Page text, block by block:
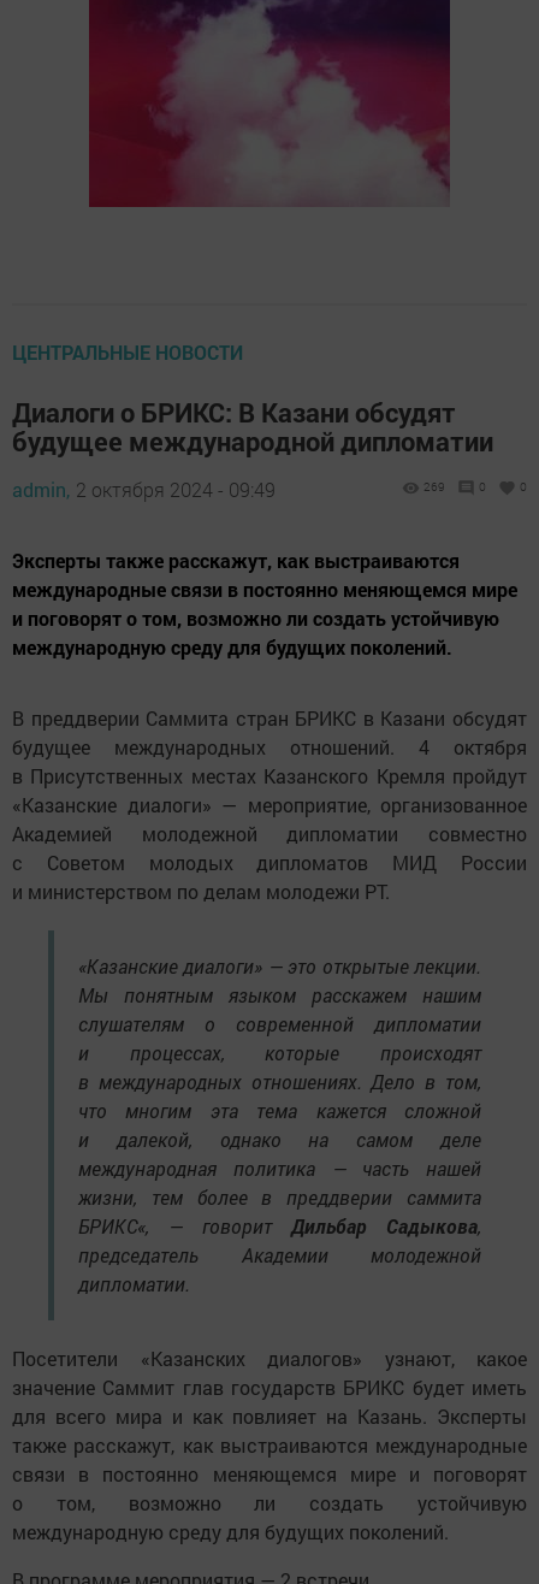
ЦЕНТРАЛЬНЫЕ НОВОСТИ
Диалоги о БРИКС: В Казани обсудят
будущее международной дипломатии
admin, 2 октября 2024 - 09:49 269 0 0
Эксперты также расскажут, как выстраиваются
международные связи в постоянно меняющемся мире
и поговорят о том, возможно ли создать устойчивую
международную среду для будущих поколений.
В преддверии Саммита стран БРИКС в Казани обсудят
будущее международных отношений. 4 октября
в Присутственных местах Казанского Кремля пройдут
«Казанские диалоги» — мероприятие, организованное
Академией молодежной дипломатии совместно
с Советом молодых дипломатов МИД России
и министерством по делам молодежи РТ.
«Казанские диалоги» — это открытые лекции.
Мы понятным языком расскажем нашим
слушателям о современной дипломатии
и процессах, которые происходят
в международных отношениях. Дело в том,
что многим эта тема кажется сложной
и далекой, однако на самом деле
международная политика — часть нашей
жизни, тем более в преддверии саммита
БРИКС«, — говорит Дильбар Садыкова,
председатель Академии молодежной
дипломатии.
Посетители «Казанских диалогов» узнают, какое
значение Саммит глав государств БРИКС будет иметь
для всего мира и как повлияет на Казань. Эксперты
также расскажут, как выстраиваются международные
связи в постоянно меняющемся мире и поговорят
о том, возможно ли создать устойчивую
международную среду для будущих поколений.